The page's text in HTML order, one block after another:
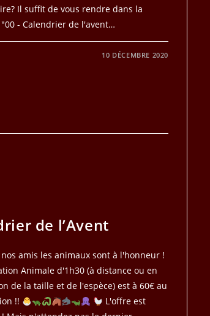
Il suffit de vous rendre dans la
- Calendrier de l'avent…
10 DÉCEMBRE 2020
de l’Avent
amis les animaux sont à l'honneur !
Animale d'1h30 (à distance ou en
de la taille et de l'espèce) est à 60€ au
!!
L'offre est